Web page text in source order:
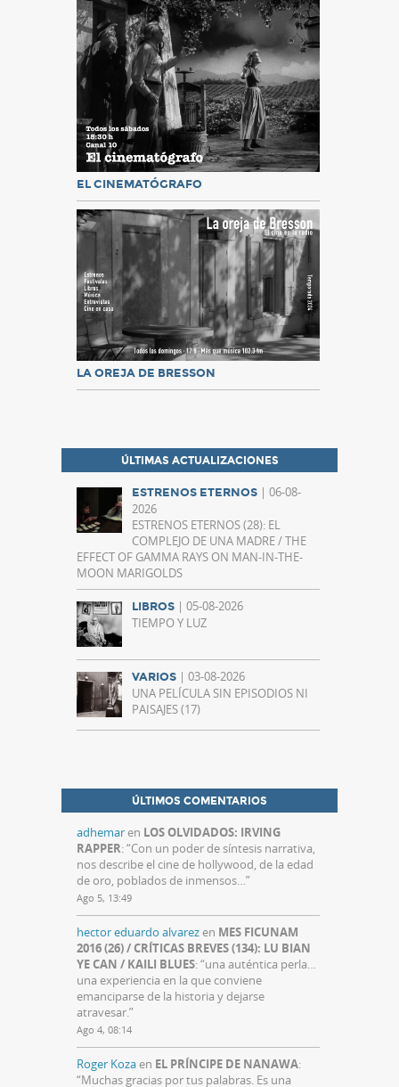
EL CINEMATÓGRAFO
LA OREJA DE BRESSON
ÚLTIMAS ACTUALIZACIONES
ESTRENOS ETERNOS | 06-08-
2026
ESTRENOS ETERNOS (28): EL
COMPLEJO DE UNA MADRE / THE
EFFECT OF GAMMA RAYS ON MAN-IN-THE-
MOON MARIGOLDS
LIBROS | 05-08-2026
TIEMPO Y LUZ
VARIOS | 03-08-2026
UNA PELÍCULA SIN EPISODIOS NI
PAISAJES (17)
ÚLTIMOS COMENTARIOS
adhemaren LOS OLVIDADOS: IRVING
RAPPER: “Con un poder de síntesis narrativa,
nos describe el cine de hollywood, de la edad
de oro, poblados de inmensos…”
Ago 5, 13:49
hector eduardo alvarezen MES FICUNAM
2016 (26) / CRÍTICAS BREVES (134): LU BIAN
YE CAN / KAILI BLUES: “una auténtica perla…
una experiencia en la que conviene
emanciparse de la historia y dejarse
atravesar.”
Ago 4, 08:14
Roger Kozaen EL PRÍNCIPE DE NANAWA:
“Muchas gracias por tus palabras. Es una